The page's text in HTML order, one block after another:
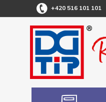
+420 516 101 101